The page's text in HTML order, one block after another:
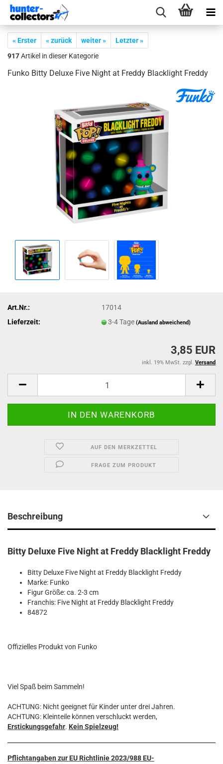
« Erster « zurück weiter »
Letzter »
917Artikel in dieser Kategorie
Funko Bitty De­lu­xe Five Night at Fred­dy Black­light Fred­dy
Art.Nr.:
17014
Lieferzeit:
3-4 Tage(Ausland abweichend)
3,85 EUR
inkl. 19% MwSt. zzgl. Versand
AUF DEN MERKZETTEL
FRAGE ZUM PRODUKT
Beschreibung
Bitty Deluxe Five Night at Freddy Blacklight Freddy
Bitty Deluxe Five Night at Freddy Blacklight Freddy
Marke: Funko
Figur Größe: ca. 2-3 cm
Franchis: Five Night at Freddy Blacklight Freddy
84872
Offizielles Produkt von Funko
Viel Spaß beim Sammeln!
ACHTUNG: Nicht geeignet für Kinder unter drei Jahren.
ACHTUNG: Kleinteile können verschluckt werden,
Erstickungsgefahr. Kein Spielzeug!
Pflichtangaben zur EU Richtlinie 2023/988 EU-